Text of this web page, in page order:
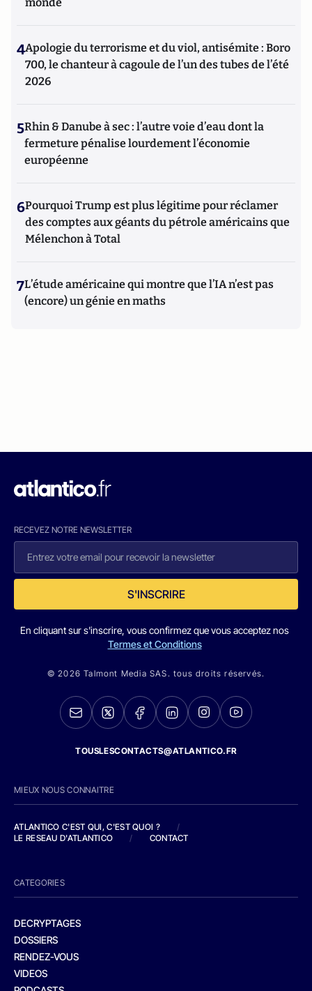
4Apologie du terrorisme et du viol, antisémite : Boro
700, le chanteur à cagoule de l’un des tubes de l’été
2026
5Rhin & Danube à sec : l’autre voie d’eau dont la
fermeture pénalise lourdement l’économie
européenne
6Pourquoi Trump est plus légitime pour réclamer
des comptes aux géants du pétrole américains que
Mélenchon à Total
7L’étude américaine qui montre que l’IA n’est pas
(encore) un génie en maths
RECEVEZ NOTRE NEWSLETTER
S'INSCRIRE
En cliquant sur s'inscrire, vous confirmez que vous acceptez nos
Termes et Conditions
© 2026 Talmont Media SAS. tous droits réservés.
TOUSLESCONTACTS@ATLANTICO.FR
MIEUX NOUS CONNAITRE
ATLANTICO C'EST QUI, C'EST QUOI ?
/
LE RESEAU D'ATLANTICO
/ CONTACT
CATEGORIES
DECRYPTAGES
DOSSIERS
RENDEZ-VOUS
VIDEOS